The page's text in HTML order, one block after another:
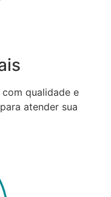
qualidade e
atender sua